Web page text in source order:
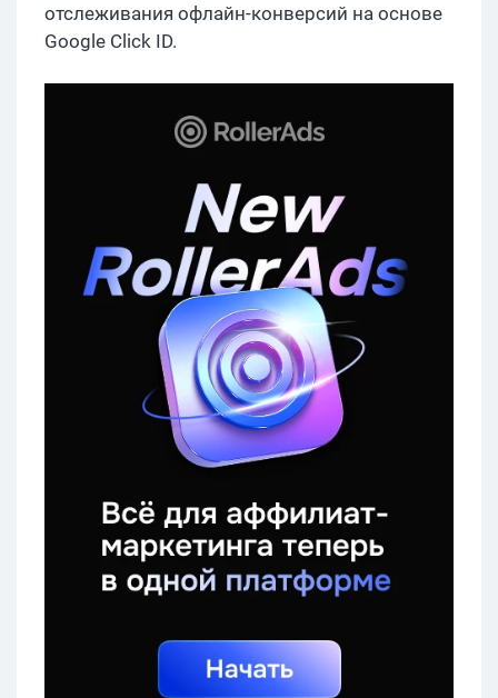
отслеживания офлайн-конверсий на основе
Google Click ID.